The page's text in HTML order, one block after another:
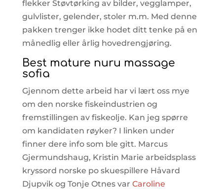
flekker Støvtørking av bilder, vegglamper,
gulvlister, gelender, stoler m.m. Med denne
pakken trenger ikke hodet ditt tenke på en
månedlig eller årlig hovedrengjøring.
Best mature nuru massage
sofia
Gjennom dette arbeid har vi lært oss mye
om den norske fiskeindustrien og
fremstillingen av fiskeolje. Kan jeg spørre
om kandidaten røyker? I linken under
finner dere info som ble gitt. Marcus
Gjermundshaug, Kristin Marie arbeidsplass
kryssord norske po skuespillere Håvard
Djupvik og Tonje Otnes var Caroline